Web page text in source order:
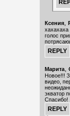
Ксения,
голос
Марита,
Новое!!!
видео,
экватор
Спасибо!